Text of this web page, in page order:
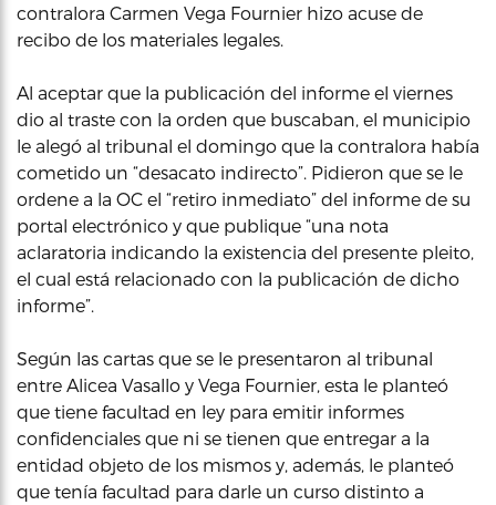
contralora Carmen Vega Fournier hizo acuse de
recibo de los materiales legales.
Al aceptar que la publicación del informe el viernes
dio al traste con la orden que buscaban, el municipio
le alegó al tribunal el domingo que la contralora había
cometido un “desacato indirecto”. Pidieron que se le
ordene a la OC el “retiro inmediato” del informe de su
portal electrónico y que publique “una nota
aclaratoria indicando la existencia del presente pleito,
el cual está relacionado con la publicación de dicho
informe”.
Según las cartas que se le presentaron al tribunal
entre Alicea Vasallo y Vega Fournier, esta le planteó
que tiene facultad en ley para emitir informes
confidenciales que ni se tienen que entregar a la
entidad objeto de los mismos y, además, le planteó
que tenía facultad para darle un curso distinto a